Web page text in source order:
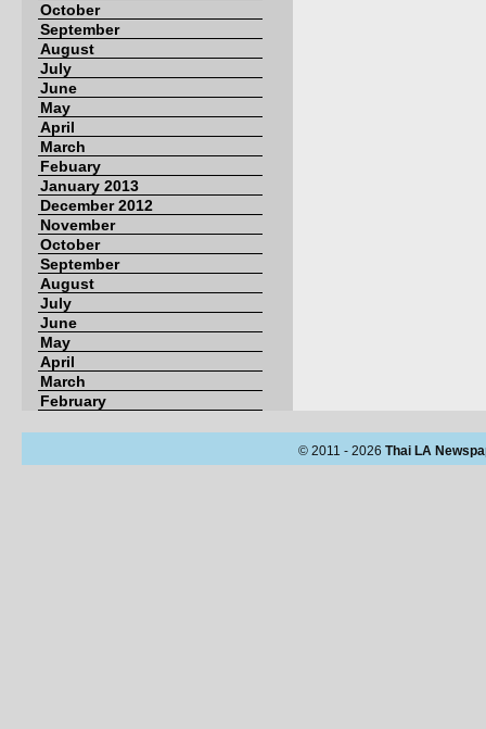
October
September
August
July
June
May
April
March
Febuary
January 2013
December 2012
November
October
September
August
July
June
May
April
March
February
© 2011 - 2026 Thai LA